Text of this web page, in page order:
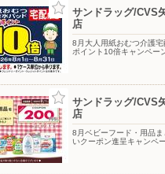
サンドラッグ/CVS
店
8月大人用紙おむつ介護宅
ポイント10倍キャンペー
サンドラッグ/CVS
店
8月ベビーフード・用品ま
いクーポン進呈キャンペ